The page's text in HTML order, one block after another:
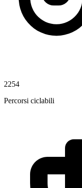
2254
Percorsi ciclabili